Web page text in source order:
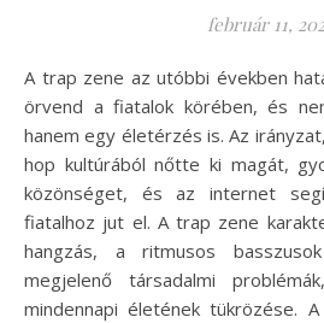
február 11,
A trap zene az utóbbi években hatalmas népszerűségnek
örvend a fiatalok körében, és
hanem egy életérzés is. Az
hop kultúrából nőtte ki magát,
közönséget, és az internet
fiatalhoz jut el. A trap zene
hangzás, a ritmusos
megjelenő társadalmi
mindennapi életének tükrözése.